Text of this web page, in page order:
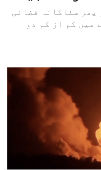
پھر سفاکانہ فضائی
میں کم از کم دو